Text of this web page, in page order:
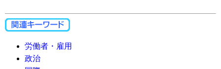
労働者・雇用
政治